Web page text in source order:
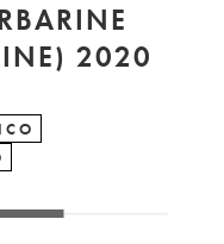
GANGLOFF (DOMAINE) 2020